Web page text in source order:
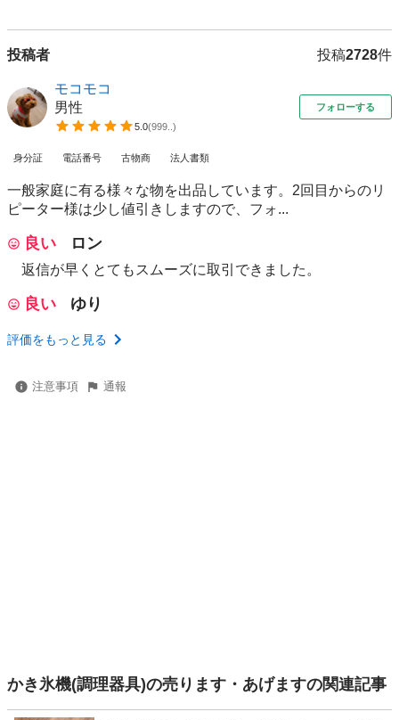
投稿者 投稿2728件
モコモコ
男性
5.0(999.. )
フォローする
身分証 電話番号 古物商 法人書類
一般家庭に有る様々な物を出品しています。2回目からのリ
ピーター様は少し値引きしますので、フォ...
良い ロン
返信が早くとてもスムーズに取引できました。
良い ゆり
評価をもっと見る
注意事項 通報
かき氷機(調理器具)の売ります・あげますの関連記事